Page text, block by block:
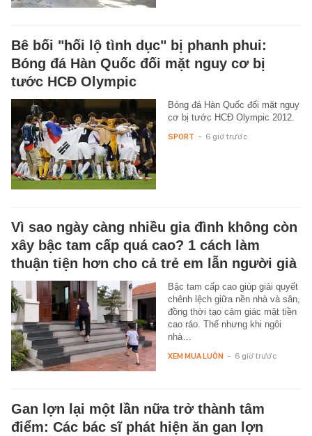
Bê bối "hối lộ tình dục" bị phanh phui:
Bóng đá Hàn Quốc đối mặt nguy cơ bị
tước HCĐ Olympic
Bóng đá Hàn Quốc đối mặt nguy
cơ bị tước HCĐ Olympic 2012.
SPORT - 6 giờ trước
Vì sao ngày càng nhiều gia đình không còn
xây bậc tam cấp quá cao? 1 cách làm
thuận tiện hơn cho cả trẻ em lẫn người già
Bậc tam cấp cao giúp giải quyết
chênh lệch giữa nền nhà và sân,
đồng thời tạo cảm giác mặt tiền
cao ráo. Thế nhưng khi ngôi
nhà…
XEM MUA LUÔN - 6 giờ trước
Gan lợn lại một lần nữa trở thành tâm
điểm: Các bác sĩ phát hiện ăn gan lợn